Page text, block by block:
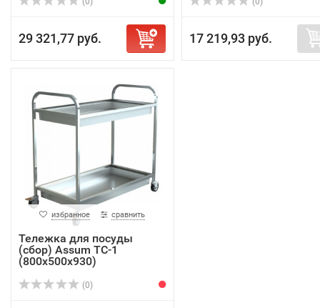
29 321,77 руб. 17 219,93 руб.
избранное сравнить
Тележка для посуды
(сбор) Assum ТС-1
(800х500х930)
(0)